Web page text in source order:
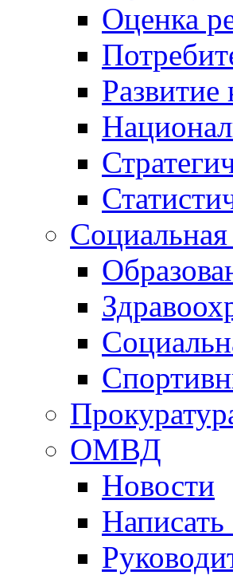
Оценка
ОМВД
Новости